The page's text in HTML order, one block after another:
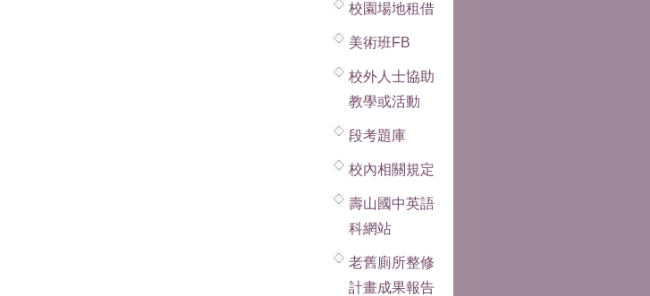
校園場地租借
美術班FB
校外人士協助
教學或活動
段考題庫
校內相關規定
壽山國中英語
科網站
老舊廁所整修
計畫成果報告